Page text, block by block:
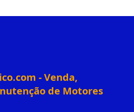
- Venda,
de Motores